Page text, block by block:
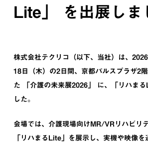
Lite」 を出展しま
株式会社テクリコ（以下、当社）は、
18日（木）の2日間、京都パルスプラザ2
た 「介護の未来展2026」 に、「リハま
した。
会場では、介護現場向けMR/VRリハビリ
「リハまるLite」を展示し、実機や映像を